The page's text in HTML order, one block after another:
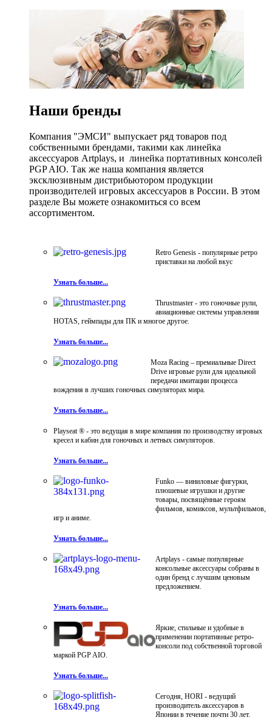
Наши бренды
Компания "ЭМСИ" выпускает ряд товаров под
собственными брендами, такими как линейка
аксессуаров Artplays, и линейка портативных консолей
PGP AIO. Так же наша компания является
эксклюзивным дистрибьютором продукции
производителей игровых аксессуаров в России. В этом
разделе Вы можете ознакомиться со всем
ассортиментом.
Retro Genesis - популярные ретро
приставки на любой вкус
Узнать больше...
Thrustmaster - это гоночные рули,
авиационные системы управления
HOTAS, геймпады для ПК и многое другое.
Узнать больше...
Moza Racing – премиальные Direct
Drive игровые рули для идеальной
передачи имитации процесса
вождения в лучших гоночных симуляторах мира.
Узнать больше...
Playseat ® - это ведущая в мире компания по производству игровых
кресел и кабин для гоночных и летных симуляторов.
Узнать больше...
Funko — виниловые фигурки,
плюшевые игрушки и другие
товары, посвящённые героям
фильмов, комиксов, мультфильмов,
игр и аниме.
Узнать больше...
Artplays - самые популярные
консольные аксессуары собраны в
один бренд с лучшим ценовым
предложением.
Узнать больше...
Яркие, стильные и удобные в
применении портативные ретро-
консоли под собственной торговой
маркой PGP AIO.
Узнать больше...
Сегодня, HORI - ведущий
производитель аксессуаров в
Японии в течение почти 30 лет.